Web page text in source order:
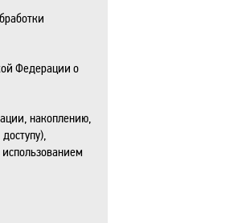
Федерации о
накоплению,